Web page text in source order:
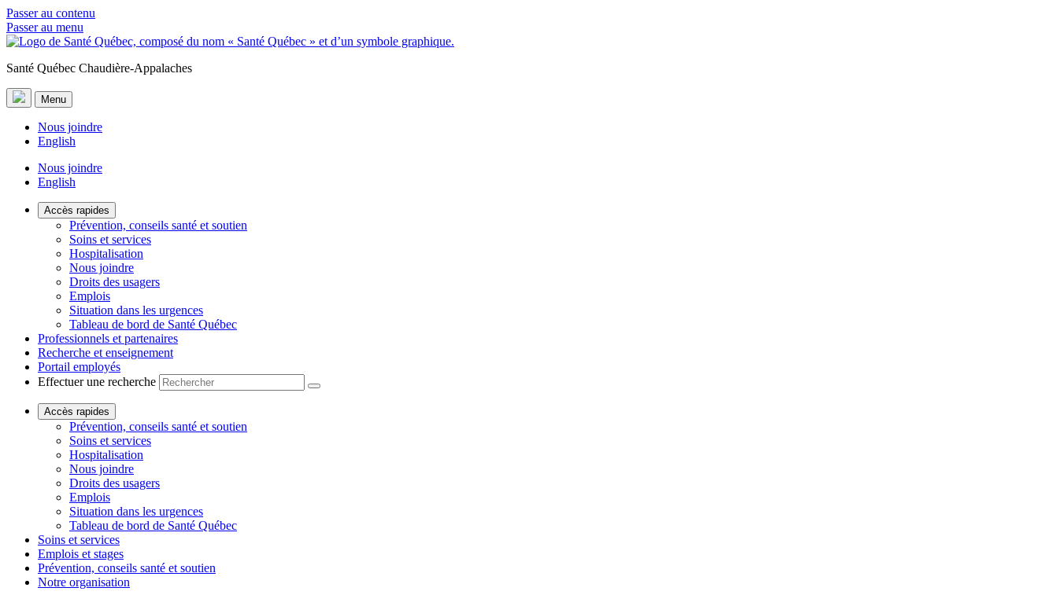
Passer au contenu
Passer au menu
Santé Québec Chaudière-Appalaches
Menu
Nous joindre
English
Nous joindre
English
Accès rapides
Prévention, conseils santé et soutien
Soins et services
Hospitalisation
Nous joindre
Droits des usagers
Emplois
Situation dans les urgences
Tableau de bord de Santé Québec
Professionnels et partenaires
Recherche et enseignement
Portail employés
Effectuer une recherche
Accès rapides
Prévention, conseils santé et soutien
Soins et services
Hospitalisation
Nous joindre
Droits des usagers
Emplois
Situation dans les urgences
Tableau de bord de Santé Québec
Soins et services
Emplois et stages
Prévention, conseils santé et soutien
Notre organisation